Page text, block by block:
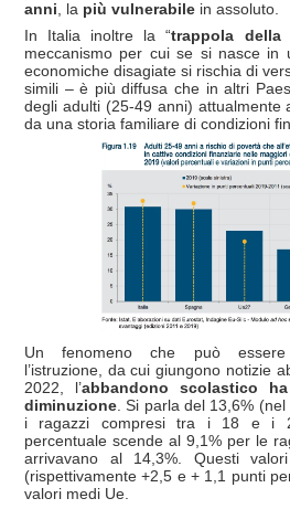
anni , la più vulnerabile in assoluto.
In Italia inoltre la “trappola della
meccanismo per cui se si nasce in
economiche disagiate si rischia di
simili – è più diffusa che in altri
degli adulti (25-49 anni) attualmente
da una storia familiare di condizioni
Un fenomeno che può essere
l’istruzione, da cui giungono notizie
2022, l’abbandono scolastico
diminuzione . Si parla del 13,6%
i ragazzi compresi tra i 18 e i
percentuale scende al 9,1% per le
arrivavano al 14,3%. Questi
(rispettivamente +2,5 e + 1,1 punti
valori medi Ue.